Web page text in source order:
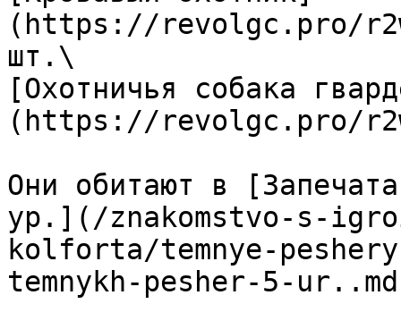
(https://revolgc.pro/
шт.\
[Охотничья собака
(https://revolgc.pro/
Они обитают в
ур.](/znakomstvo-s-
kolforta/temnye-
temnykh-pesher-5-